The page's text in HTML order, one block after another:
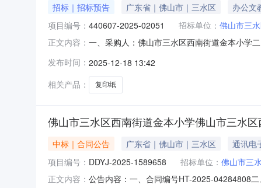
招标｜招标预告 广东省｜佛山市｜三水区 办公文
项目编号： 440607-2025-02051 招标单位： 佛山市三
正文内容： 一、采购人：佛山市三水区西南街道金本小学
发布时间： 2025-12-18 13:42
相关产品：
复印纸
佛山市三水区西南街道金本小学佛山市三水
中标｜合同公告 广东省｜佛山市｜三水区 通讯电
项目编号： DDYJ-2025-1589658 招标单位： 佛山市三
正文内容： 公告内容：一、合同编号HT-2025-04284808